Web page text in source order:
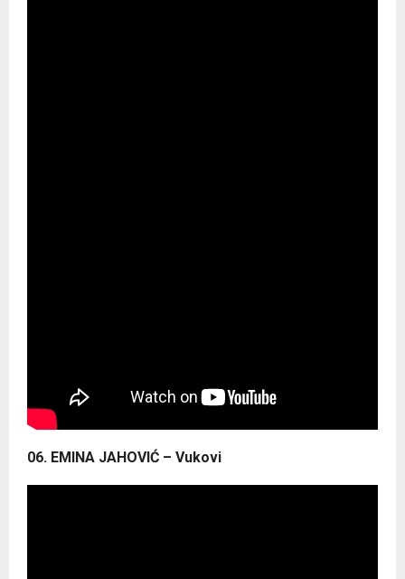
06. EMINA JAHOVIĆ – Vukovi